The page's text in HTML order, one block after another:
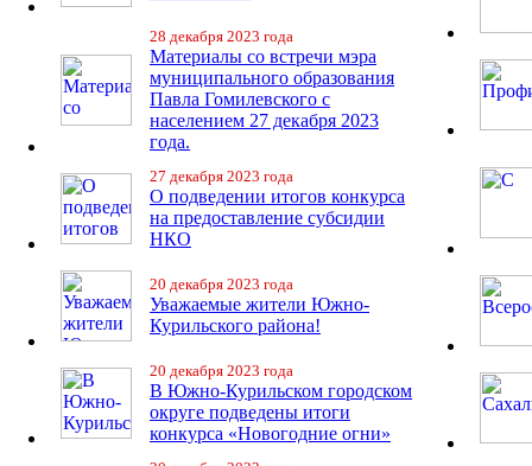
28 декабря 2023 года
Материалы со встречи мэра
муниципального образования
Павла Гомилевского с
населением 27 декабря 2023
года.
27 декабря 2023 года
О подведении итогов конкурса
на предоставление субсидии
НКО
20 декабря 2023 года
Уважаемые жители Южно-
Курильского района!
20 декабря 2023 года
В Южно-Курильском городском
округе подведены итоги
конкурса «Новогодние огни»